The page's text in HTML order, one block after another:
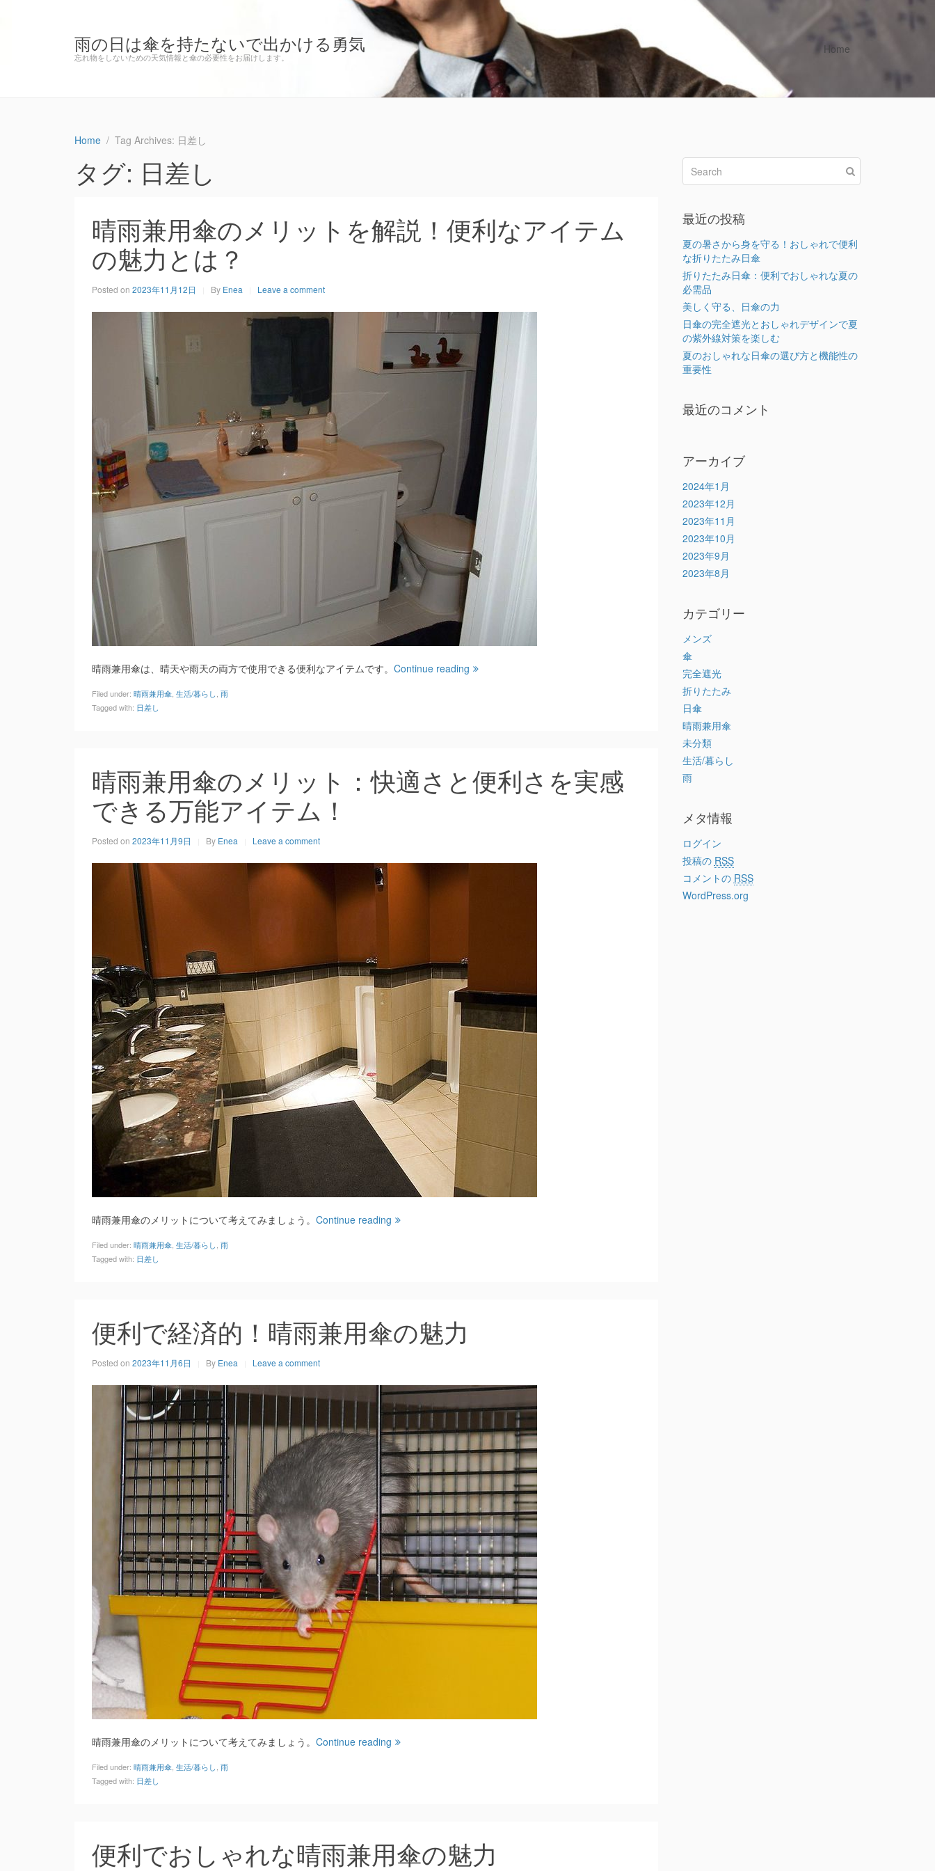
雨の日は傘を持たないで出かける勇気
忘れ物をしないための天気情報と傘の必要性をお届けします。
Home
Home Tag Archives: 日差し
タグ: 日差し
晴雨兼用傘のメリットを解説！便利なアイテム
の魅力とは？
Posted on 2023年11月12日 By Enea Leave a comment
晴雨兼用傘は、晴天や雨天の両方で使用できる便利なアイテムです。 Continue reading
Filed under: 晴雨兼用傘 生活/暮らし 雨
Tagged with: 日差し
晴雨兼用傘のメリット：快適さと便利さを実感
できる万能アイテム！
Posted on 2023年11月9日 By Enea Leave a comment
晴雨兼用傘のメリットについて考えてみましょう。 Continue reading
Filed under: 晴雨兼用傘 生活/暮らし 雨
Tagged with: 日差し
便利で経済的！晴雨兼用傘の魅力
Posted on 2023年11月6日 By Enea Leave a comment
晴雨兼用傘のメリットについて考えてみましょう。 Continue reading
Filed under: 晴雨兼用傘 生活/暮らし 雨
Tagged with: 日差し
便利でおしゃれな晴雨兼用傘の魅力
最近の投稿
夏の暑さから身を守る！おしゃれで便利
な折りたたみ日傘
折りたたみ日傘：便利でおしゃれな夏の
必需品
美しく守る、日傘の力
日傘の完全遮光とおしゃれデザインで夏
の紫外線対策を楽しむ
夏のおしゃれな日傘の選び方と機能性の
重要性
最近のコメント
アーカイブ
2024年1月
2023年12月
2023年11月
2023年10月
2023年9月
2023年8月
カテゴリー
メンズ
傘
完全遮光
折りたたみ
日傘
晴雨兼用傘
未分類
生活/暮らし
雨
メタ情報
ログイン
投稿の RSS
コメントの RSS
WordPress.org